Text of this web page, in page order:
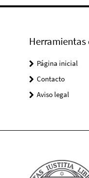
Página inicial
Contacto
Aviso legal